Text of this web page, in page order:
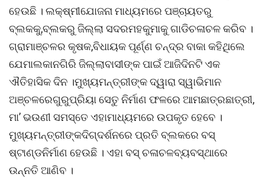
ହେଉଛି । ଲକ୍ଷ୍ମୀଯୋଜନା ମାଧ୍ୟମରେ ପଞ୍ଚାୟତରୁ
ବ୍ଲକକୁ,ବ୍ଲକରୁ ଜିଲ୍ଲା ସଦରମହକୁମାକୁ ଗାଡିଚଳାଚଳ କରିବ ।
ଗ୍ରାମାଞ୍ଚଳର କୃଷକ,ବିଧାୟକ ପୂର୍ଣ୍ଣ ଚନ୍ଦ୍ର ବାକା କହିଥିଲେ
ଯେମାଲକାନଗିରି ଜିଲ୍ଲାବାସୀଙ୍କ ପାଇଁ ଆଜିଦିନଟି ଏକ
ଐତିହାସିକ ଦିନ ।ମୁଖ୍ୟମନ୍ତ୍ରୀଙ୍କ ଦ୍ୱାରା ସ୍ୱାଭିମାନ
ଅଞ୍ଚଳରେଗୁରୁପ୍ରିୟା ସେତୁ ନିର୍ମାଣ ଫଳରେ ଆମଛାତ୍ରଛାତ୍ରୀ,
ମା’ ଭଉଣୀ ସମସ୍ତେ ଏହାମାଧ୍ୟମରେ ଉପକୃତ ହେବେ ।
ମୁଖ୍ୟମନ୍ତ୍ରୀଙ୍କଦିଗ୍ଦର୍ଶନରେ ପ୍ରତି ବ୍ଲକରେ ବସ୍
ଷ୍ଟାଣ୍ଡନିର୍ମାଣ ହେଉଛି । ଏହା ବସ୍ ଚଳାଚଳବ୍ୟବସ୍ଥାରେ
ଉନ୍ନତି ଆଣିବ ।